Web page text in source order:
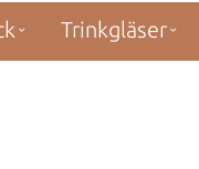
Trinkgläser